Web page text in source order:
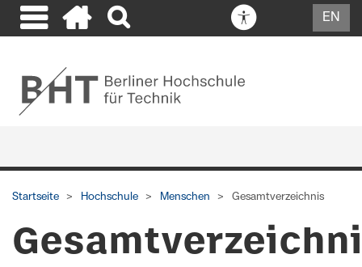
EN
Startseite Hochschule Menschen Gesamtverzeichnis